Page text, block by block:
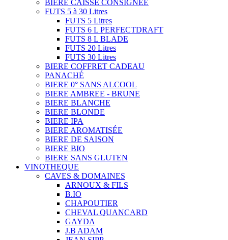
BIERE CAISSE CONSIGNÉE
FUTS 5 à 30 Litres
FUTS 5 Litres
FUTS 6 L PERFECTDRAFT
FUTS 8 L BLADE
FUTS 20 Litres
FUTS 30 Litres
BIERE COFFRET CADEAU
PANACHÉ
BIERE 0° SANS ALCOOL
BIERE AMBREE - BRUNE
BIERE BLANCHE
BIERE BLONDE
BIERE IPA
BIERE AROMATISÉE
BIERE DE SAISON
BIERE BIO
BIERE SANS GLUTEN
VINOTHEQUE
CAVES & DOMAINES
ARNOUX & FILS
B.IO
CHAPOUTIER
CHEVAL QUANCARD
GAYDA
J.B ADAM